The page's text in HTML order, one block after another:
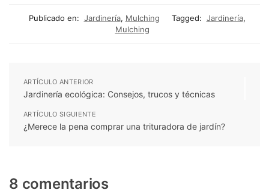
Publicado en: Jardinería, Mulching Tagged: Jardinería,
Mulching
ARTÍCULO ANTERIOR
Jardinería ecológica: Consejos, trucos y técnicas
ARTÍCULO SIGUIENTE
¿Merece la pena comprar una trituradora de jardín?
8 comentarios